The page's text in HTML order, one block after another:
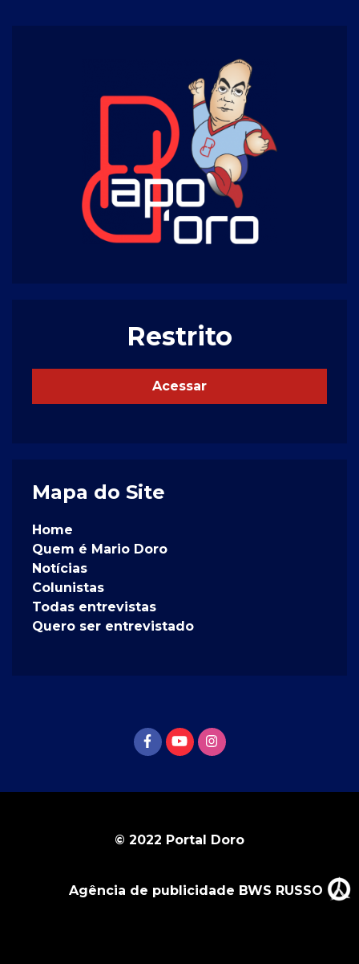
Restrito
Acessar
Mapa do Site
Home
Quem é Mario Doro
Notícias
Colunistas
Todas entrevistas
Quero ser entrevistado
© 2022 Portal Doro
Agência de publicidade BWS RUSSO